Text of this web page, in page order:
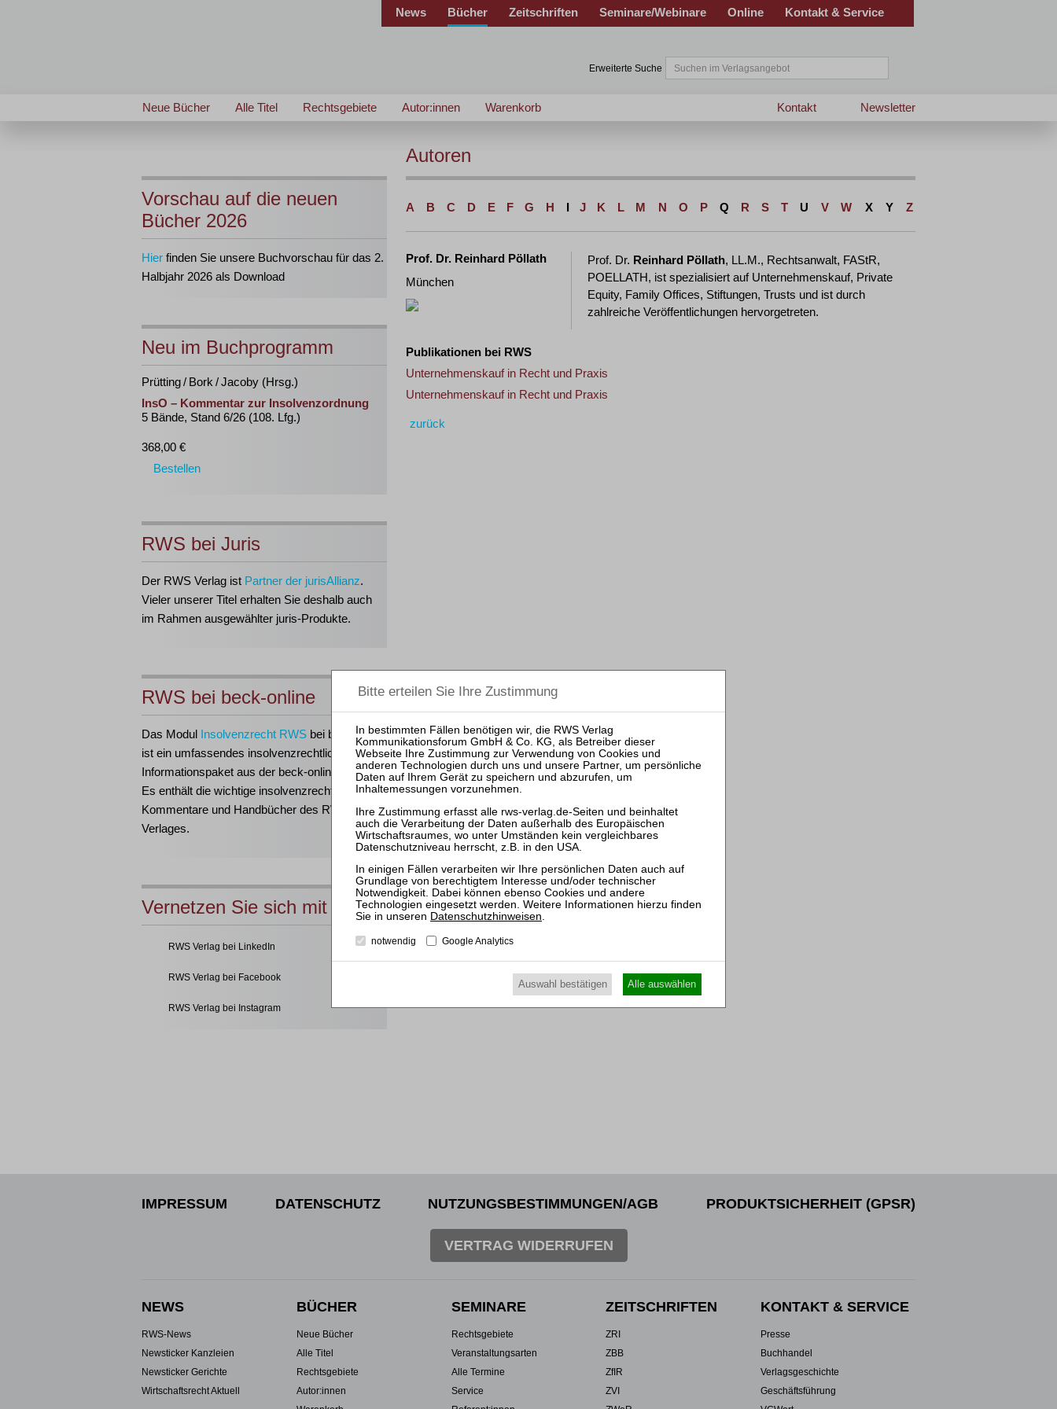
News Bücher Zeitschriften Seminare/Webinare Online Kontakt & Service
Erweiterte Suche
Neue Bücher Alle Titel Rechtsgebiete Autor:innen Warenkorb Newsletter
Kontakt
Vorschau auf die neuen
Bücher 2026
Hier finden Sie unsere Buchvorschau für das 2.
Halbjahr 2026 als Download
Neu im Buchprogramm
Prütting / Bork / Jacoby (Hrsg.)
InsO – Kommentar zur Insolvenzordnung
5 Bände, Stand 6/26 (108. Lfg.)
368,00 €
Bestellen
RWS bei Juris
Der RWS Verlag ist Partner der jurisAllianz.
Vieler unserer Titel erhalten Sie deshalb auch
im Rahmen ausgewählter juris-Produkte.
RWS bei beck-online
Das Modul Insolvenzrecht RWS bei beck-online
ist ein umfassendes insolvenzrechtliches
Informationspaket aus der beck-online-Familie.
Es enthält die wichtige insolvenzrechtliche
Kommentare und Handbücher des RWS
Verlages.
Vernetzen Sie sich mit uns
RWS Verlag bei LinkedIn
RWS Verlag bei Facebook
RWS Verlag bei Instagram
Autoren
A B C D E F G H I J K L M N O P Q R S T U V W X Y Z
Prof. Dr. Reinhard Pöllath
München
Prof. Dr. Reinhard Pöllath, LL.M., Rechtsanwalt, FAStR,
POELLATH, ist spezialisiert auf Unternehmenskauf, Private
Equity, Family Offices, Stiftungen, Trusts und ist durch
zahlreiche Veröffentlichungen hervorgetreten.
Publikationen bei RWS
Unternehmenskauf in Recht und Praxis
Unternehmenskauf in Recht und Praxis
zurück
IMPRESSUM DATENSCHUTZ NUTZUNGSBESTIMMUNGEN/AGB PRODUKTSICHERHEIT (GPSR)
VERTRAG WIDERRUFEN
NEWS
RWS-News
Newsticker Kanzleien
Newsticker Gerichte
Wirtschaftsrecht Aktuell
BÜCHER
Neue Bücher
Alle Titel
Rechtsgebiete
Autor:innen
SEMINARE
Rechtsgebiete
Veranstaltungsarten
Alle Termine
Service
ZEITSCHRIFTEN
ZRI
ZBB
ZfIR
ZVI
KONTAKT & SERVICE
Presse
Buchhandel
Verlagsgeschichte
Geschäftsführung
Datenschutzhinweisen.
notwendig Google Analytics
Auswahl bestätigen Alle auswählen